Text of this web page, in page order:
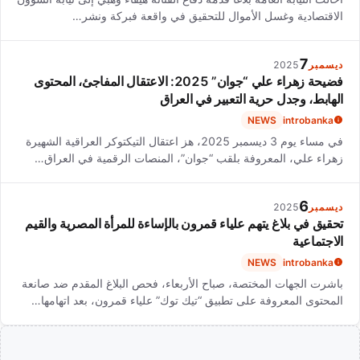
الاقتصادية وغسل الأموال للتحقيق في واقعة فبركة ونشر…
ديسمبر 7
2025
فضيحة زهراء علي “جوان” 2025: الاعتقال المفاجئ، المحتوى
الهابط، وجدل حرية التعبير في العراق
introbanka
NEWS
في مساء يوم 3 ديسمبر 2025، هز اعتقال التيكتوكر العراقية الشهيرة
زهراء علي، المعروفة بلقب “جوان”، المنصات الرقمية في العراق…
ديسمبر 6
2025
تحقيق في بلاغ يتهم علياء قمرون بالإساءة للمرأة المصرية والقيم
الاجتماعية
introbanka
NEWS
باشرت الجهات المختصة، صباح الأربعاء، فحص البلاغ المقدم ضد صانعة
المحتوى المعروفة على تطبيق “تيك توك” علياء قمرون، بعد اتهامها…